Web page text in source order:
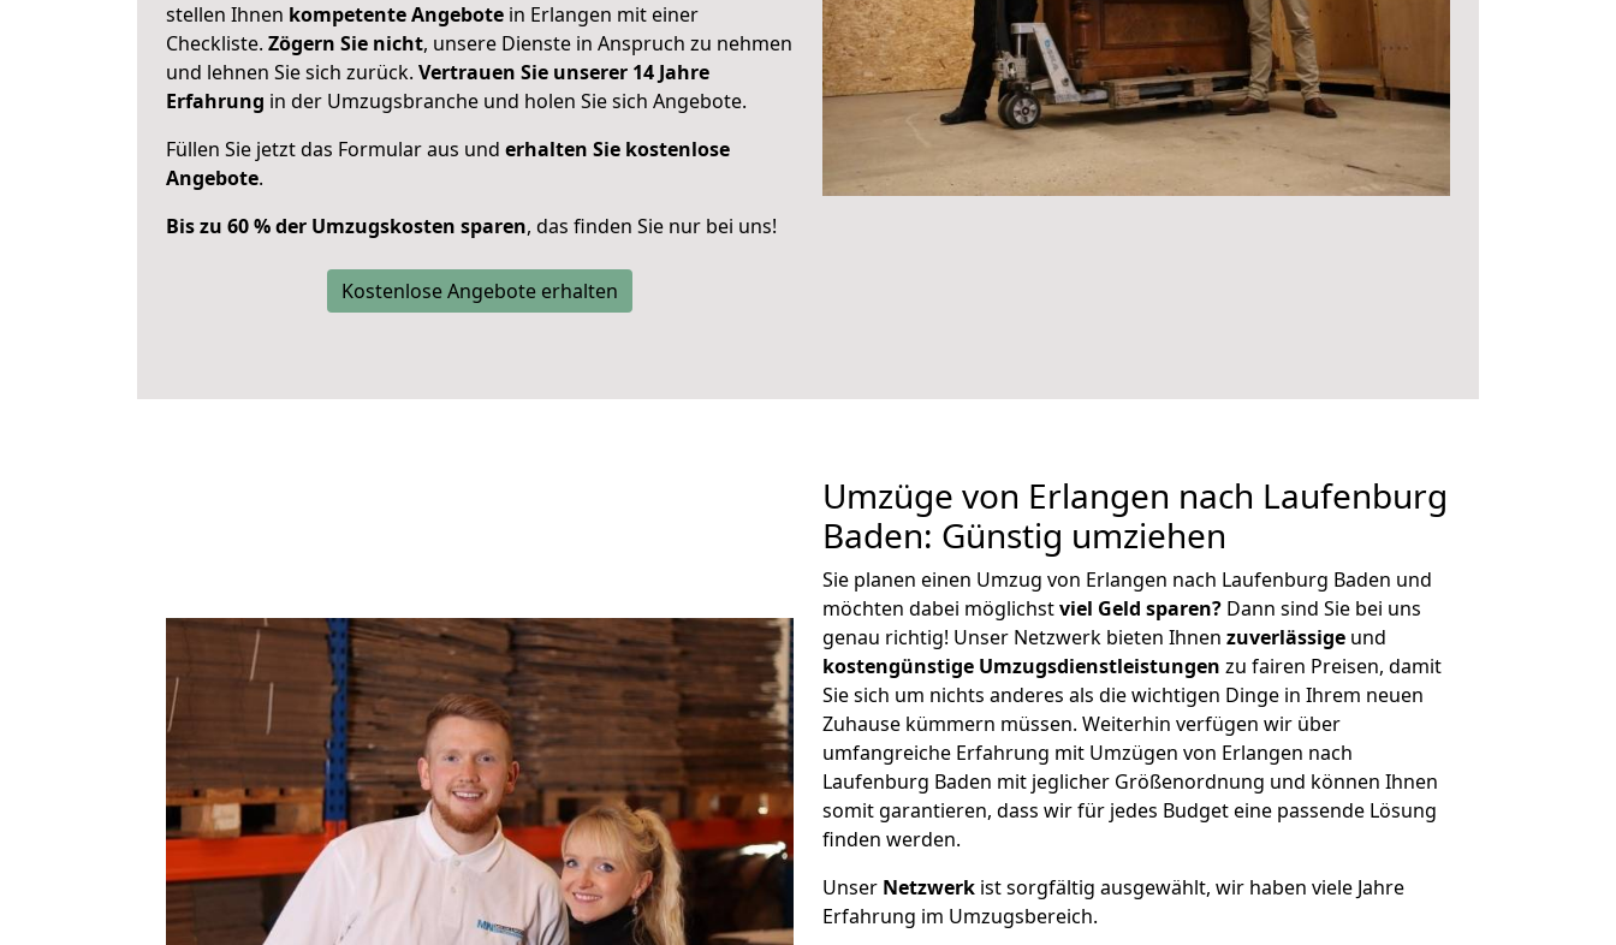
stellen Ihnen kompetente Angebote in Erlangen mit einer
Checkliste. Zögern Sie nicht, unsere Dienste in Anspruch zu nehmen
und lehnen Sie sich zurück. Vertrauen Sie unserer 14 Jahre
Erfahrung in der Umzugsbranche und holen Sie sich Angebote.
Füllen Sie jetzt das Formular aus und erhalten Sie kostenlose
Angebote.
Bis zu 60 % der Umzugskosten sparen, das finden Sie nur bei uns!
Kostenlose Angebote erhalten
Umzüge von Erlangen nach Laufenburg
Baden: Günstig umziehen
Sie planen einen Umzug von Erlangen nach Laufenburg Baden und
möchten dabei möglichstviel Geld sparen? Dann sind Sie bei uns
genau richtig! Unser Netzwerk bieten Ihnen zuverlässige und
kostengünstige Umzugsdienstleistungen zu fairen Preisen, damit
Sie sich um nichts anderes als die wichtigen Dinge in Ihrem neuen
Zuhause kümmern müssen. Weiterhin verfügen wir über
umfangreiche Erfahrung mit Umzügen von Erlangen nach
Laufenburg Baden mit jeglicher Größenordnung und können Ihnen
somit garantieren, dass wir für jedes Budget eine passende Lösung
finden werden.
Unser Netzwerk ist sorgfältig ausgewählt, wir haben viele Jahre
Erfahrung im Umzugsbereich.